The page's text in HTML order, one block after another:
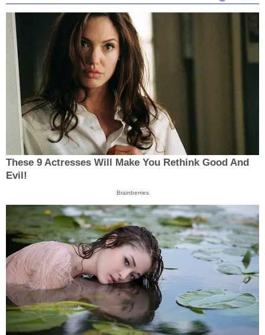
These 9 Actresses Will Make You Rethink Good And
Evil!
Brainberries